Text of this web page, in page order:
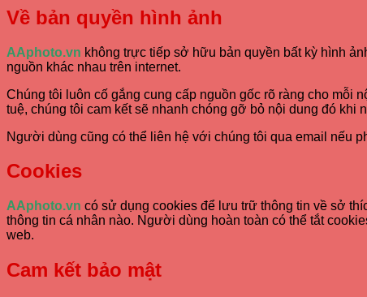
Về bản quyền hình ảnh
AAphoto.vn không trực tiếp sở hữu bản quyền bất kỳ hình
nguồn khác nhau trên internet.
Chúng tôi luôn cố gắng cung cấp nguồn gốc rõ ràng cho mỗi
tuệ, chúng tôi cam kết sẽ nhanh chóng gỡ bỏ nội dung đó
Người dùng cũng có thể liên hệ với chúng tôi qua email nếu
Cookies
AAphoto.vn có sử dụng cookies để lưu trữ thông tin về sở
thông tin cá nhân nào. Người dùng hoàn toàn có thể tắt
web.
Cam kết bảo mật